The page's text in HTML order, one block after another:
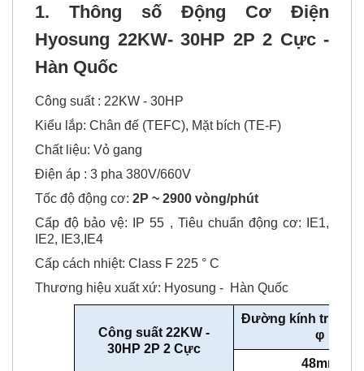
1. Thông số Động Cơ Điện
Hyosung 22KW- 30HP 2P 2 Cực -
Hàn Quốc
Công suất : 22KW - 30HP
Kiểu lắp: Chân đế (TEFC), Mặt bích (TE-F)
Chất liệu: Vỏ gang
Điện áp : 3 pha 380V/660V
Tốc độ động cơ: 2P ~ 2900 vòng/phút
Cấp độ bảo vệ: IP 55 , Tiêu chuẩn động cơ: IE1,
IE2, IE3,IE4
Cấp cách nhiệt: Class F 225 ° C
Thương hiệu xuất xứ: Hyosung - Hàn Quốc
Công suất 22KW -
30HP 2P 2 Cực
Đường kính trục
φ
48mm